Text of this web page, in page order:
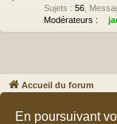
En poursuivant
Sujets : 56
Modérateurs :
Accueil du forum
Développé